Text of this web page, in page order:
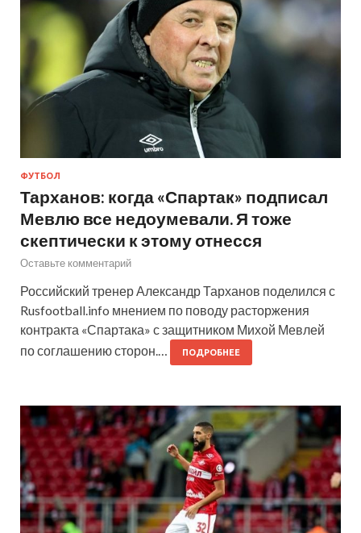
ФУТБОЛ
Тарханов: когда «Спартак» подписал
Мевлю все недоумевали. Я тоже
скептически к этому отнесся
Оставьте комментарий
Российский тренер Александр Тарханов поделился с
Rusfootball.info мнением по поводу расторжения
контракта «Спартака» с защитником Михой Мевлей
по соглашению сторон.…
ПОДРОБНЕЕ